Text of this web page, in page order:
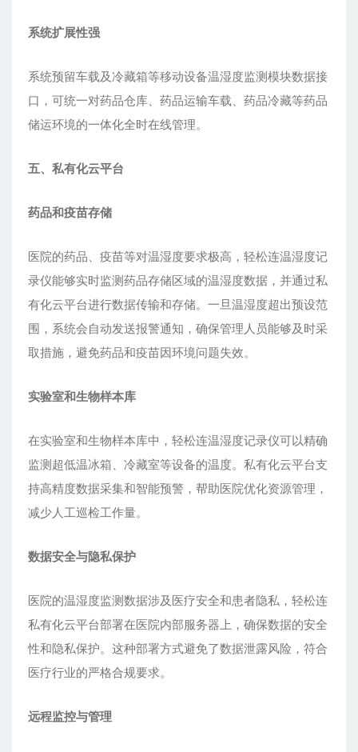
系统扩展性强
系统预留车载及冷藏箱等移动设备温湿度监测模块数据接
口，可统一对药品仓库、药品运输车载、药品冷藏等药品
储运环境的一体化全时在线管理。
五、 私有化云平台
药品和疫苗存储
医院的药品、疫苗等对温湿度要求极高，轻松连温湿度记
录仪能够实时监测药品存储区域的温湿度数据，并通过私
有化云平台进行数据传输和存储。一旦温湿度超出预设范
围，系统会自动发送报警通知，确保管理人员能够及时采
取措施，避免药品和疫苗因环境问题失效。
实验室和生物样本库
在实验室和生物样本库中，轻松连温湿度记录仪可以精确
监测超低温冰箱、冷藏室等设备的温度。私有化云平台支
持高精度数据采集和智能预警，帮助医院优化资源管理，
减少人工巡检工作量。
数据安全与隐私保护
医院的温湿度监测数据涉及医疗安全和患者隐私，轻松连
私有化云平台部署在医院内部服务器上，确保数据的安全
性和隐私保护。这种部署方式避免了数据泄露风险，符合
医疗行业的严格合规要求。
远程监控与管理